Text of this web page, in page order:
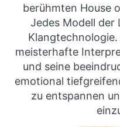
berühmten House
Jedes Modell der
meisterhafte
und seine
emotional
zu entspannen